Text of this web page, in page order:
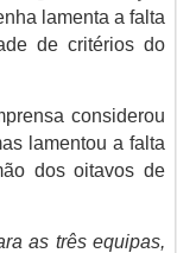
lamenta a falta
de critérios do
considerou
lamentou a falta
dos oitavos de
as três equipas,